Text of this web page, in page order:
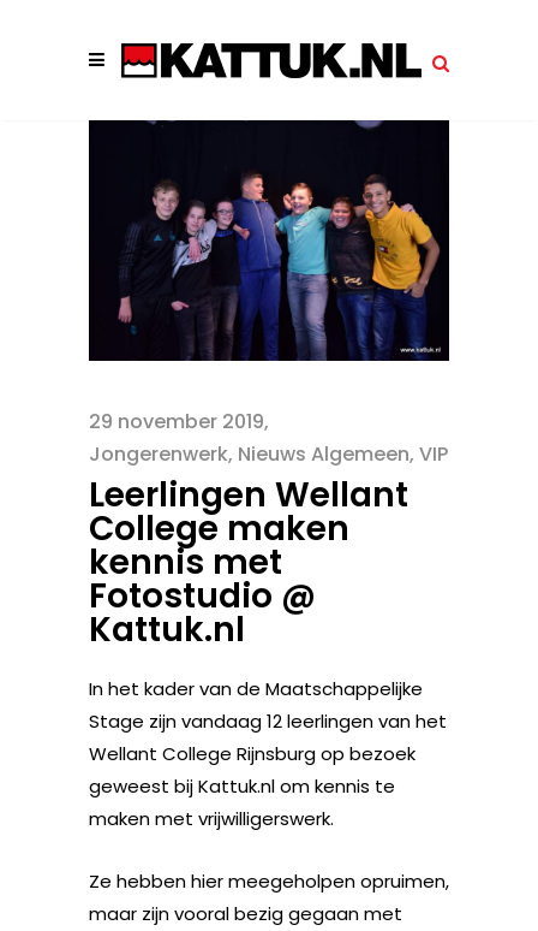
29 november 2019
Jongerenwerk, Nieuws Algemeen, VIP
Leerlingen Wellant
College maken
kennis met
Fotostudio @
Kattuk.nl
In het kader van de Maatschappelijke
Stage zijn vandaag 12 leerlingen van het
Wellant College Rijnsburg op bezoek
geweest bij Kattuk.nl om kennis te
maken met vrijwilligerswerk.
Ze hebben hier meegeholpen opruimen,
maar zijn vooral bezig gegaan met